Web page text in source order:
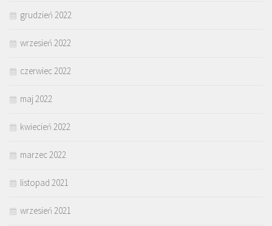
grudzień 2022
wrzesień 2022
czerwiec 2022
maj 2022
kwiecień 2022
marzec 2022
listopad 2021
wrzesień 2021